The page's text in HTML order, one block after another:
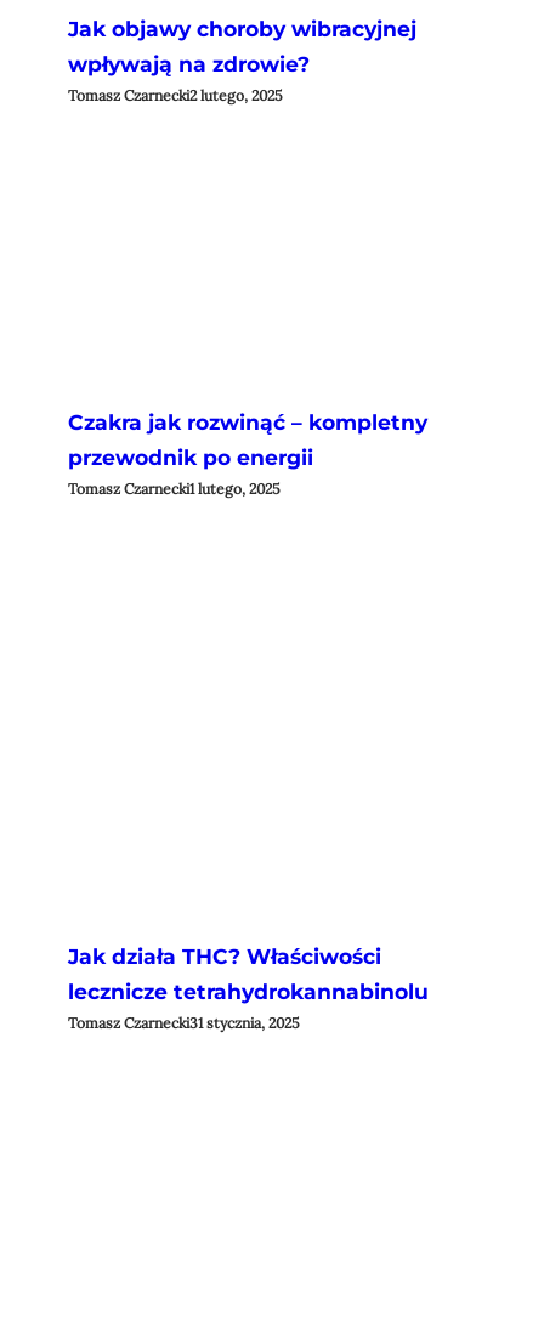
Jak objawy choroby wibracyjnej
wpływają na zdrowie?
Tomasz Czarnecki2 lutego, 2025
Czakra jak rozwinąć – kompletny
przewodnik po energii
Tomasz Czarnecki1 lutego, 2025
Jak działa THC? Właściwości
lecznicze tetrahydrokannabinolu
Tomasz Czarnecki31 stycznia, 2025